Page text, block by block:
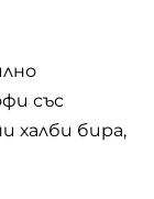
със
халби бира,